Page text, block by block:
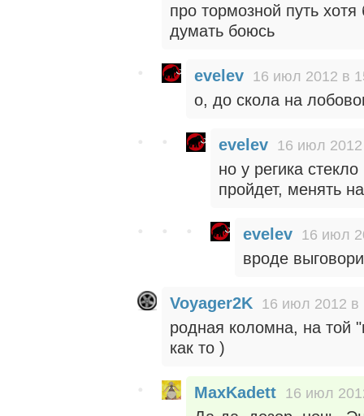
про тормозной путь
думать боюсь
evelev 16 июл 2012 в
о, до скола на
evelev 16 июл
но у регика
пройдет, менять
evelev 16 июл
вроде
Voyager2K 16 июл 2012 в
родная коломна, на той
как то )
MaxKadett 16 июл